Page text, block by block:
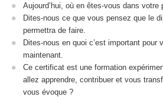
Aujourd’hui, où en êtes-vous dans votre
Dites-nous ce que vous pensez que le
permettra de faire.
Dites-nous en quoi c’est important pour
maintenant.
Ce certificat est une formation
allez apprendre, contribuer et vous
vous évoque ?